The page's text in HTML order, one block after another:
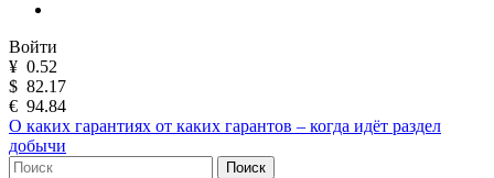
Войти
¥ 0.52
$ 82.17
€ 94.84
О каких гарантиях от каких гарантов – когда идёт раздел
добычи
Поиск